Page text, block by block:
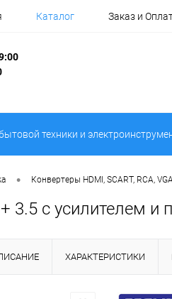
Каталог Заказ и
техники и
• Конвертеры HDMI, SCART, RCA,
3.5 с усилителем и
ХАРАКТЕРИСТИКИ